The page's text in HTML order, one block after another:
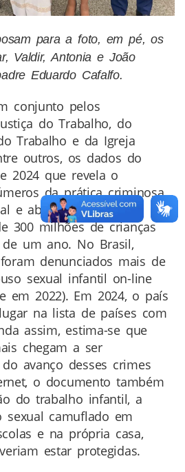
para a foto, em pé, os
Valdir, Antonia e João
Eduardo Cafalfo.
conjunto pelos
do Trabalho, do
Trabalho e da Igreja
outros, os dados do
2024 que revela o
da prática criminosa
e abuso infantil, pela
300 milhões de crianças
um ano. No Brasil,
denunciados mais de
sexual infantil on-line
em 2022). Em 2024, o país
na lista de países com
assim, estima-se que
chegam a ser
avanço desses crimes
o documento também
do trabalho infantil, a
camuflado em
e na própria casa,
estar protegidas.